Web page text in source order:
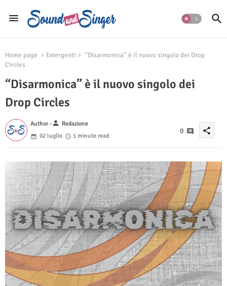
Home page Emergenti
“Disarmonica” è il nuovo singolo dei Drop
Circles
“Disarmonica” è il nuovo singolo dei
Drop Circles
Author -person Redazione
02 luglio
1 minute read
0 share